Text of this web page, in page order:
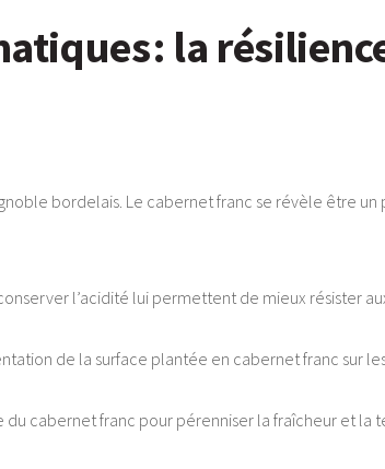
: la
bordelais. Le cabernet franc se révèle être
l’acidité lui permettent de mieux résister
de la surface plantée en cabernet franc sur
du cabernet franc pour pérenniser la fraîcheur et la